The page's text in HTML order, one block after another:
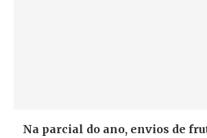
Na parcial do ano, envios de